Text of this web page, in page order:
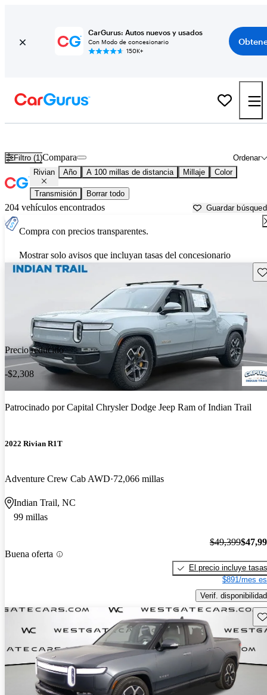
CarGurus: Autos nuevos y usados
Con Modo de concesionario
150K+
Filtro (1) Ordenar
Compara
Rivian Año A 100 millas de distancia Millaje Color
Transmisión Borrar todo
204 vehículos encontrados Guardar
Compra con precios transparentes.
Mostrar solo avisos que incluyan tasas del concesionario
Precio reducido
-$2,308
Patrocinado porCapital Chrysler Dodge Jeep Ram of Indian Trail
2022 Rivian R1T
Adventure Crew Cab AWD 72,066 millas
Indian Trail, NC
99 millas
Buena oferta
$49,399
El precio incluye tasas
$891/mes
Verif. disponibilidad